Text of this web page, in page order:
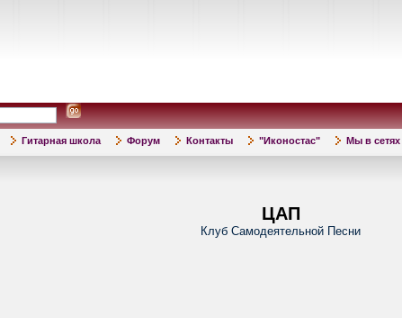
Гитарная школа Форум Контакты "Иконостас" Мы в сетях
ЦАП
Клуб Самодеятельной Песни